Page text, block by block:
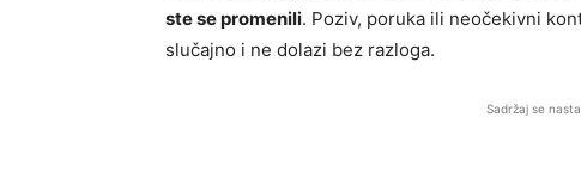
ste se promenili. Poziv, poruka ili neočekivni
slučajno i ne dolazi bez razloga.
Sadržaj se